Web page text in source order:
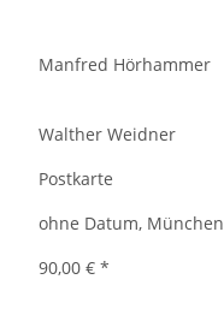
Manfred Hörhammer
Walther Weidner
Postkarte
ohne Datum, München
90,00 € *